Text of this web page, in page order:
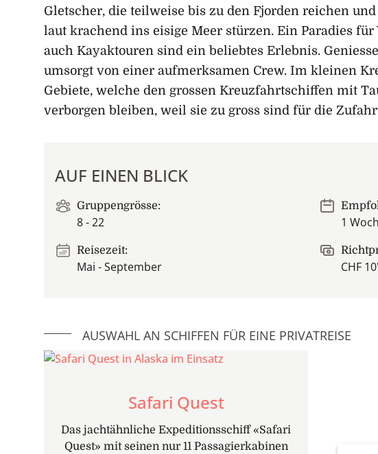
Gletscher, die teilweise bis zu den Fjorden reichen
laut krachend ins eisige Meer stürzen. Ein Paradies für
auch Kayaktouren sind ein beliebtes Erlebnis.
umsorgt von einer aufmerksamen Crew. Im kleinen
Gebiete, welche den grossen Kreuzfahrtschiffen mit
verborgen bleiben, weil sie zu gross sind für die
AUF EINEN BLICK
Gruppengrösse:
8 - 22
Reisezeit:
Mai - September
1
CHF
AUSWAHL AN SCHIFFEN FÜR EINE PRIVATREISE
Safari Quest
Das jachtähnliche Expeditionsschiff «Safari
Quest» mit seinen nur 11 Passagierkabinen